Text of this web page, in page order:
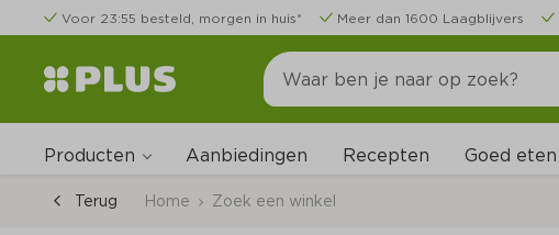
Voor 23:55 besteld, morgen in huis* Meer dan 1600 Laagblijvers
Producten Aanbiedingen Recepten Goed eten
Terug Home Zoek een winkel